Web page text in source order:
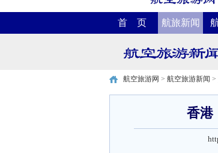
首 页 航旅新闻
航空旅游网 > 航空旅游新闻 >
香港